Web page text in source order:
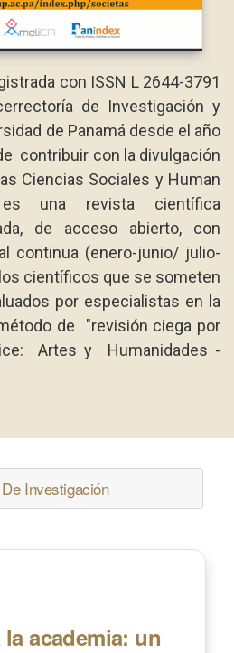
con ISSN L 2644-3791
de Investigación y
de Panamá desde el año
contribuir con la divulgación
Ciencias Sociales y Human
es una revista científica
de acceso abierto, con
continua (enero-junio/ julio-
científicos que se someten
por especialistas en la
de "revisión ciega por
Artes y Humanidades -
Investigación
academia: un